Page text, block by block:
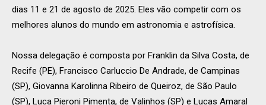
dias 11 e 21 de agosto de 2025. Eles vão competir com os
melhores alunos do mundo em astronomia e astrofísica.
Nossa delegação é composta por Franklin da Silva Costa, de
Recife (PE), Francisco Carluccio De Andrade, de Campinas
(SP), Giovanna Karolinna Ribeiro de Queiroz, de São Paulo
(SP), Luca Pieroni Pimenta, de Valinhos (SP) e Lucas Amaral